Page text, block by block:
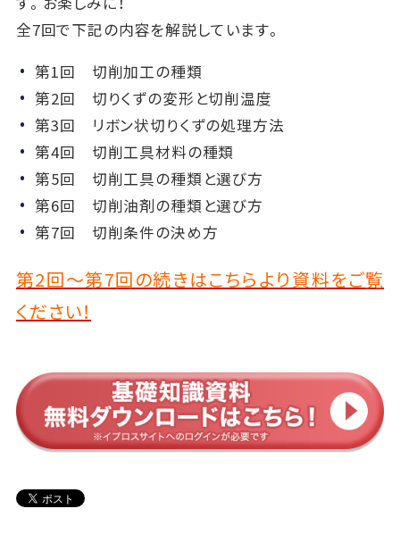
全7回で下記の内容を解説しています。
第1回 切削加工の種類
第2回 切りくずの変形と切削温度
第3回 リボン状切りくずの処理方法
第4回 切削工具材料の種類
第5回 切削工具の種類と選び方
第6回 切削油剤の種類と選び方
第7回 切削条件の決め方
第2回～第7回の続きはこちらより資料をご覧
ください！